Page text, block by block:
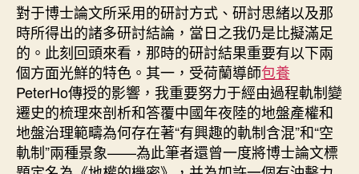
養
網
站
反
思
與
變
更》
補
記〉
對于博士論文所采用的研討方式、研討思緒以及那
時所得出的諸多研討結論，當日之我仍是比擬滿足
的。此刻回頭來看，那時的研討結果重要有以下兩
個方面光鮮的特色。其一，受荷蘭導師包養
PeterHo傳授的影響，我重要努力于經由過程軌制變
遷史的梳理來剖析和答覆中國年夜陸的地盤產權和
地盤治理範疇為何存在著“有興趣的軌制含混”和“空
軌制”兩種景象——為此筆者還曾一度將博士論文標